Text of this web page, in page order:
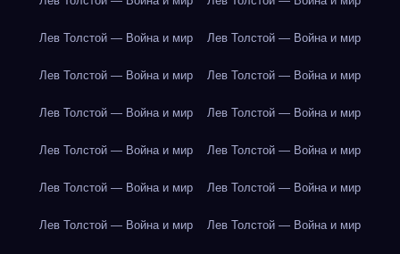
Лев Толстой — Война и мир Лев Толстой — Война и мир
Лев Толстой — Война и мир Лев Толстой — Война и мир
Лев Толстой — Война и мир Лев Толстой — Война и мир
Лев Толстой — Война и мир Лев Толстой — Война и мир
Лев Толстой — Война и мир Лев Толстой — Война и мир
Лев Толстой — Война и мир Лев Толстой — Война и мир